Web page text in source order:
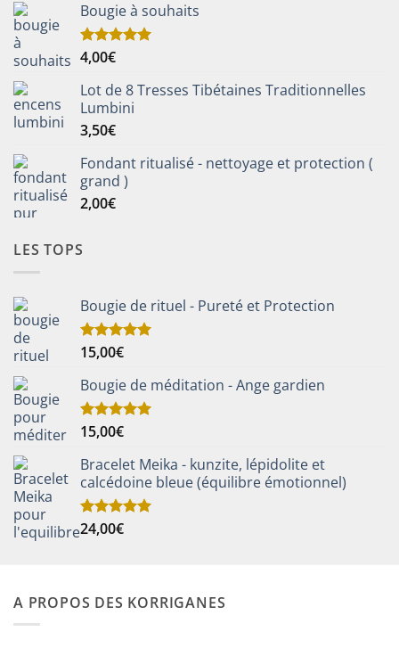
Bougie à souhaits
Note5.00
4,00€
Lot de 8 Tresses Tibétaines Traditionnelles
Lumbini
3,50€
Fondant ritualisé - nettoyage et protection (
grand )
2,00€
LES TOPS
Bougie de rituel - Pureté et Protection
Note5.00
15,00€
Bougie de méditation - Ange gardien
Note5.00
15,00€
Bracelet Meika - kunzite, lépidolite et
calcédoine bleue (équilibre émotionnel)
Note5.00
24,00€
A PROPOS DES KORRIGANES